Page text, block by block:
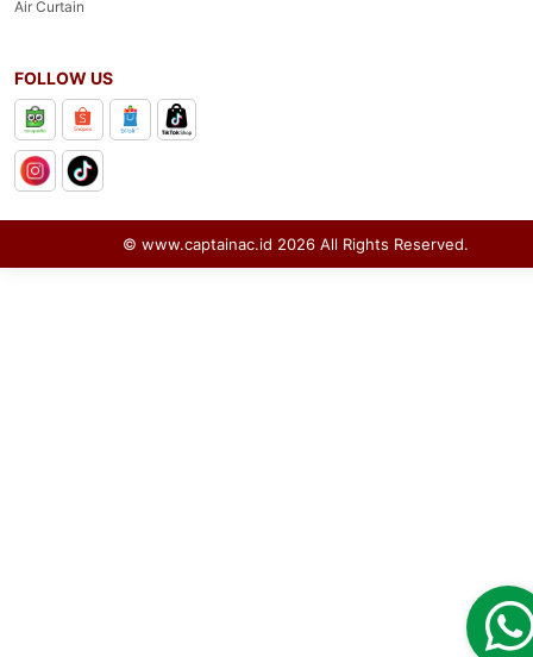
Air Curtain
FOLLOW US
© www.captainac.id 2026 All Rights Reserved.